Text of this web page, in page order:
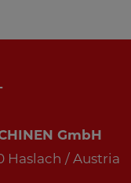
GmbH
Haslach / Austria